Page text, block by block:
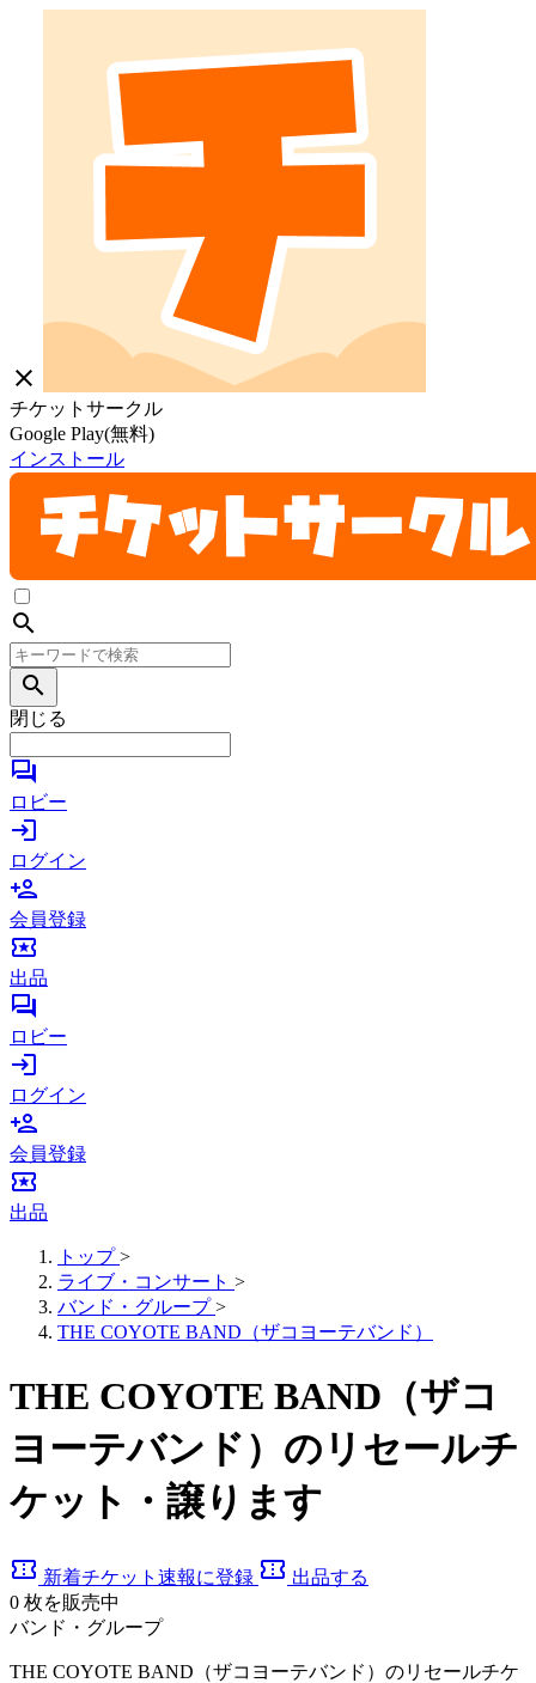
close
チケットサークル
Google Play(無料)
インストール
search
search
閉じる
forum
ロビー
login
ログイン
person_add
会員登録
local_activity
出品
forum
ロビー
login
ログイン
person_add
会員登録
local_activity
出品
トップ >
ライブ・コンサート >
バンド・グループ >
THE COYOTE BAND（ザコヨーテバンド）
THE COYOTE BAND（ザコ
ヨーテバンド）のリセールチ
ケット・譲ります
confirmation_number 新着チケット速報に登録 confirmation_number 出品する
0 枚を販売中
バンド・グループ
THE COYOTE BAND（ザコヨーテバンド）のリセールチケ